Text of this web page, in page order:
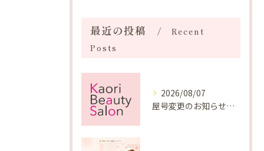
最近の投稿
Recent
Posts
2026/08/07
屋号変更のお知らせと「SAKUYA Harmonies」に込めた想い